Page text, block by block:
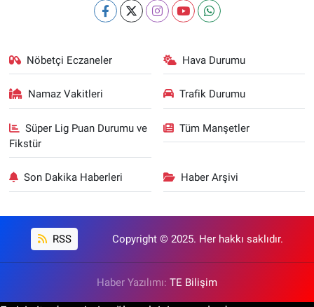
Nöbetçi Eczaneler Hava Durumu
Namaz Vakitleri Trafik Durumu
Süper Lig Puan Durumu ve
Fikstür
Tüm Manşetler
Son Dakika Haberleri Haber Arşivi
RSS Copyright © 2025. Her hakkı saklıdır.
Haber Yazılımı: TE Bilişim